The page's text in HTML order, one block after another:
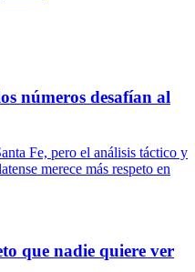
números desafían al
Fe, pero el análisis táctico y
merece más respeto en
que nadie quiere ver